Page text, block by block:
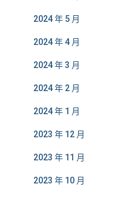
2024 年 5 月
2024 年 4 月
2024 年 3 月
2024 年 2 月
2024 年 1 月
2023 年 12 月
2023 年 11 月
2023 年 10 月